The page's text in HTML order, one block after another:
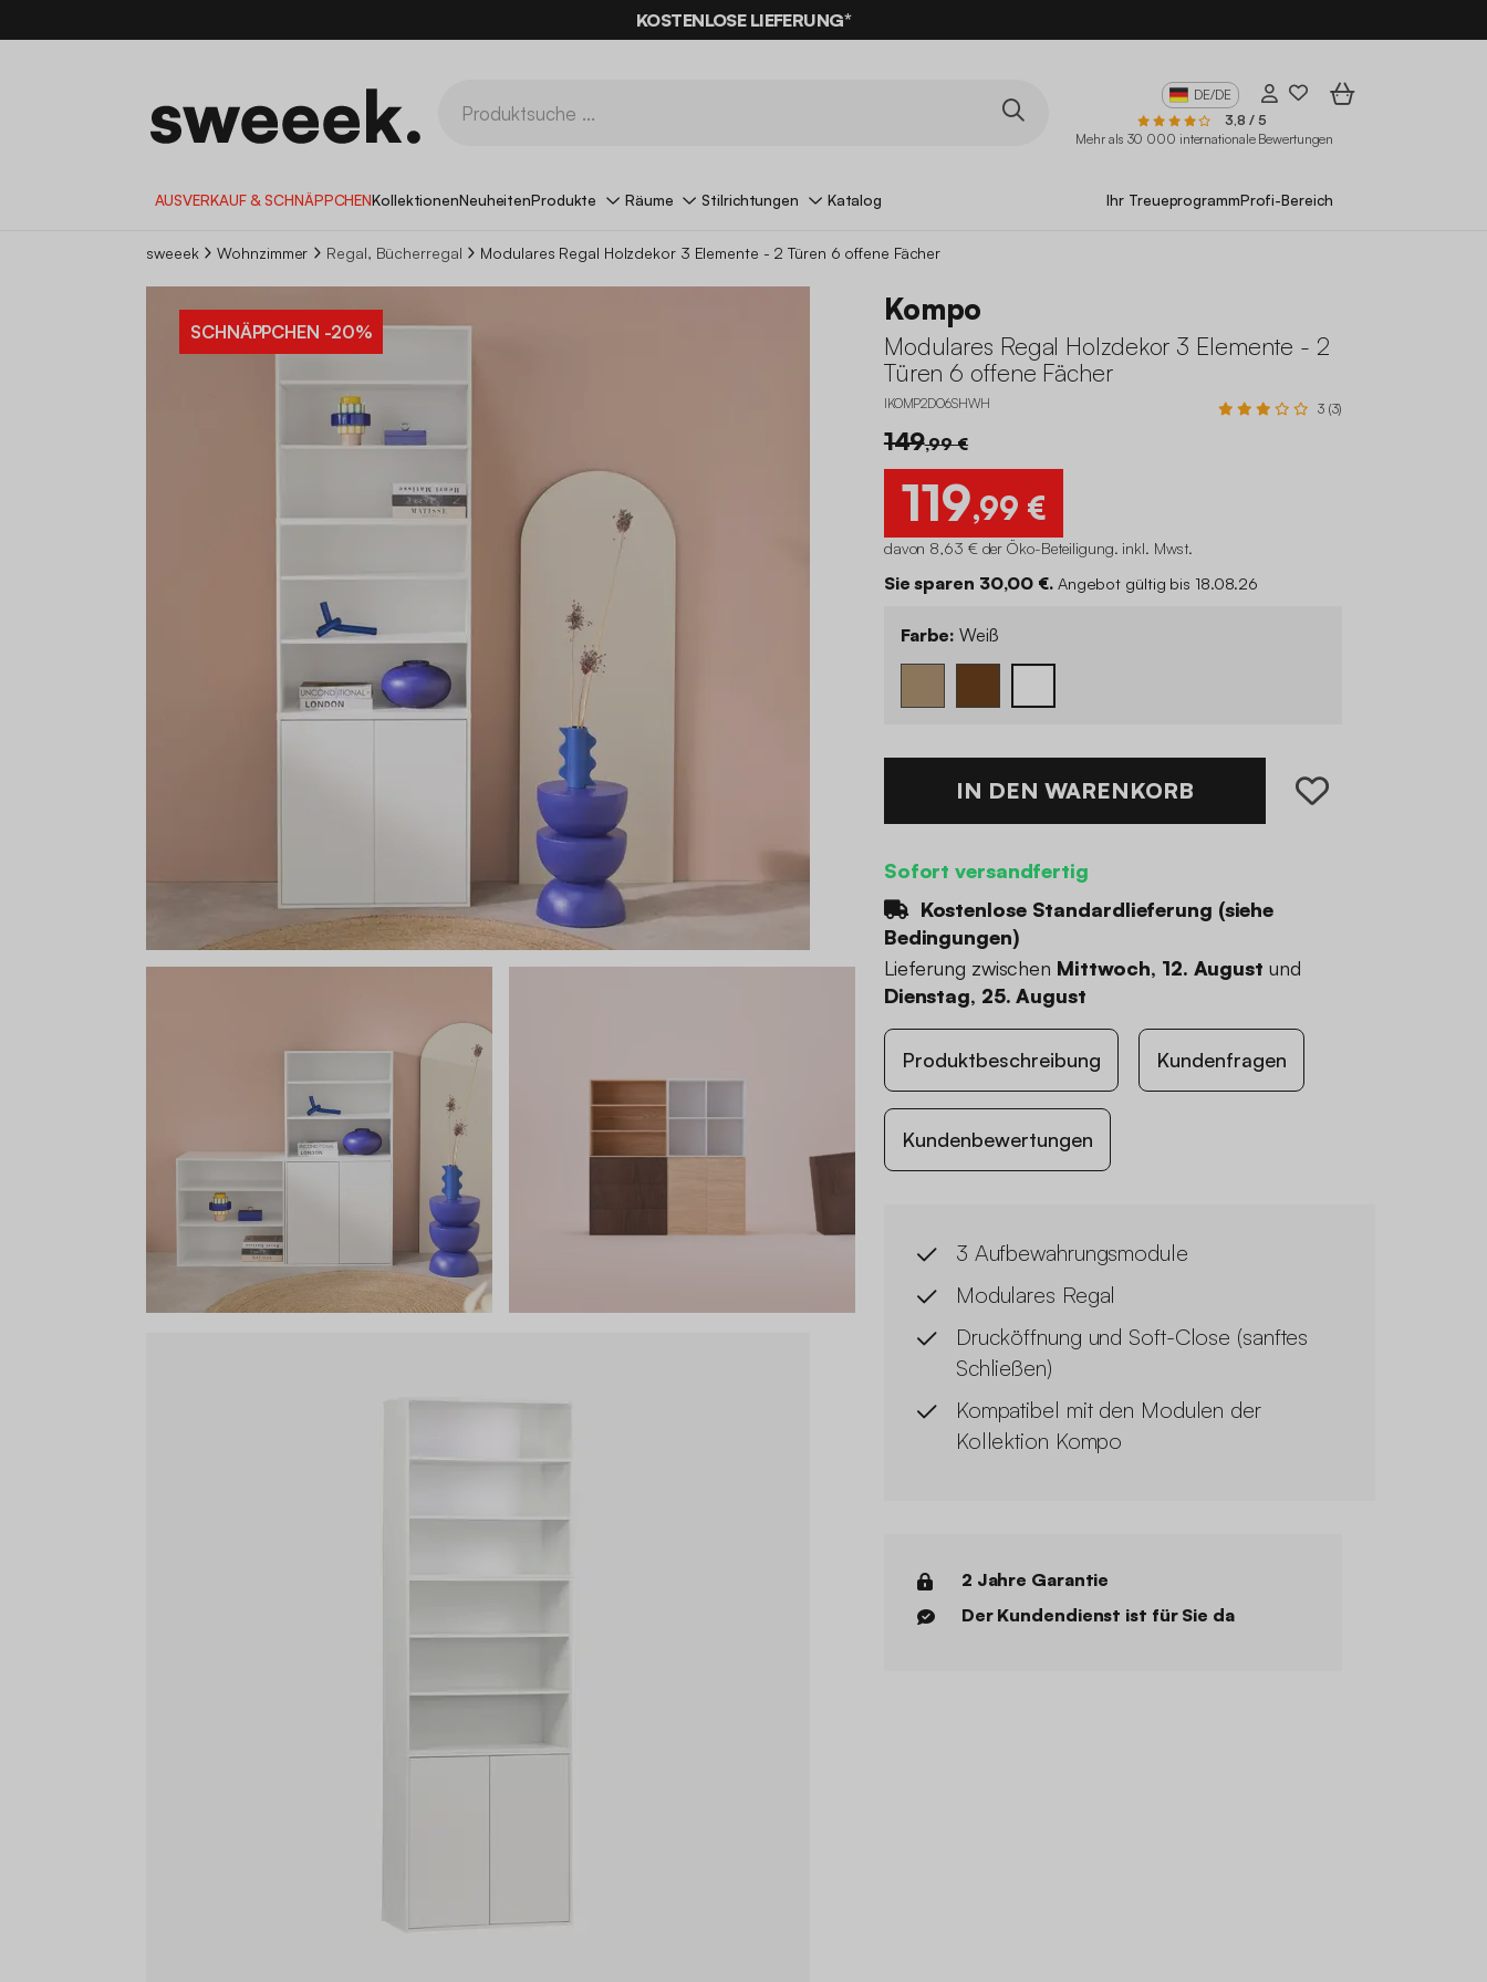
KOSTENLOSE LIEFERUNG*
DE/DE
3,8 / 5
Mehr als 30 000 internationale Bewertungen
AUSVERKAUF & SCHNÄPPCHENKollektionenNeuheitenProdukte Räume Stilrichtungen Katalog Ihr TreueprogrammProfi-Bereich
sweeek Wohnzimmer Regal, Bücherregal Modulares Regal Holzdekor 3 Elemente - 2 Türen 6 offene Fächer
SCHNÄPPCHEN -20%
Kompo
Modulares Regal Holzdekor 3 Elemente - 2
Türen 6 offene Fächer
IKOMP2DO6SHWH 3 (3)
149,99 €
119,99 €
davon 8,63 € der Öko-Beteiligung. inkl. Mwst.
Sie sparen 30,00 €. Angebot gültig bis 18.08.26
Farbe: Weiß
IN DEN WARENKORB
Sofort versandfertig
Kostenlose Standardlieferung (siehe
Bedingungen)
Lieferung zwischen Mittwoch, 12. August und
Dienstag, 25. August
Produktbeschreibung Kundenfragen
Kundenbewertungen
3 Aufbewahrungsmodule
Modulares Regal
Drucköffnung und Soft-Close (sanftes
Schließen)
Kompatibel mit den Modulen der
Kollektion Kompo
2 Jahre Garantie
Der Kundendienst ist für Sie da